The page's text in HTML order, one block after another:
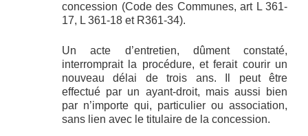
concession (Code des Communes, art L 361-
17, L 361-18 et R361-34).
Un acte d’entretien, dûment constaté,
interromprait la procédure, et ferait courir un
nouveau délai de trois ans. Il peut être
effectué par un ayant-droit, mais aussi bien
par n’importe qui, particulier ou association,
sans lien avec le titulaire de la concession.